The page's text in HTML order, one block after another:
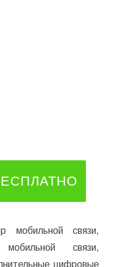
мобильной связи,
связи,
цифровые